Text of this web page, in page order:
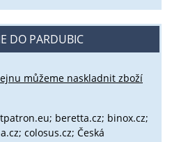
DO PARDUBIC
můžeme naskladnit zboží
beretta.cz; binox.cz;
colosus.cz; Česká